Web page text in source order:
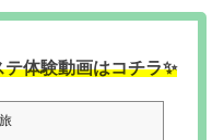
体験動画はコチラ✨